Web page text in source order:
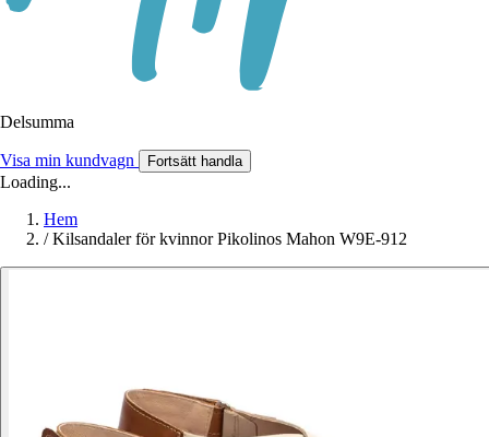
Delsumma
Visa min kundvagn Fortsätt handla
Loading...
Hem
/ Kilsandaler för kvinnor Pikolinos Mahon W9E-912